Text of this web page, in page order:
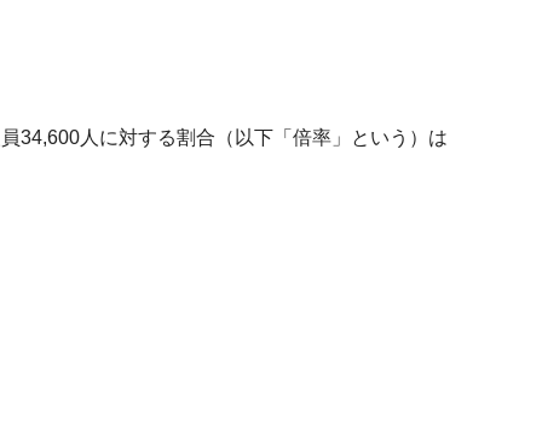
34,600人に対する割合（以下「倍率」という）は